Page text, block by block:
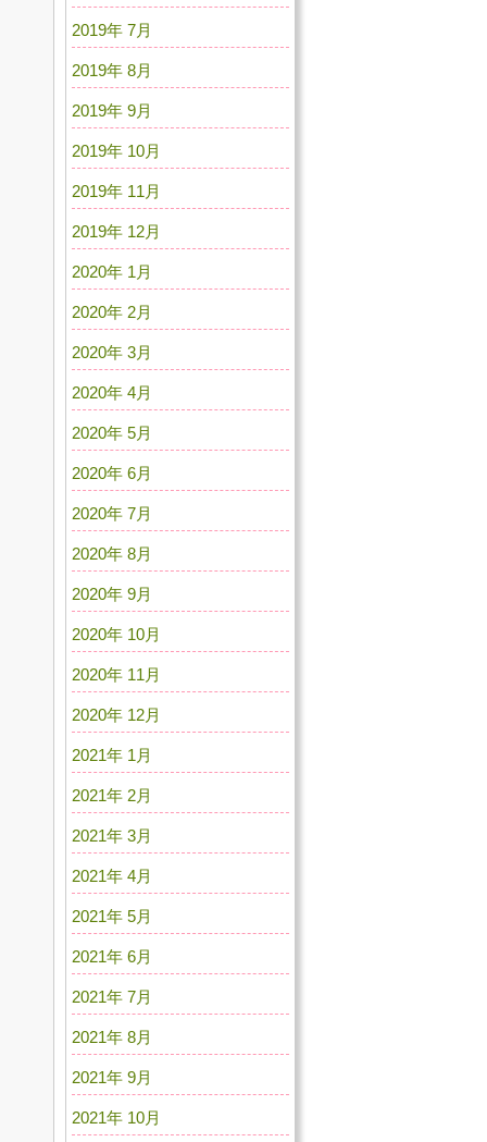
2019年 7月
2019年 8月
2019年 9月
2019年 10月
2019年 11月
2019年 12月
2020年 1月
2020年 2月
2020年 3月
2020年 4月
2020年 5月
2020年 6月
2020年 7月
2020年 8月
2020年 9月
2020年 10月
2020年 11月
2020年 12月
2021年 1月
2021年 2月
2021年 3月
2021年 4月
2021年 5月
2021年 6月
2021年 7月
2021年 8月
2021年 9月
2021年 10月